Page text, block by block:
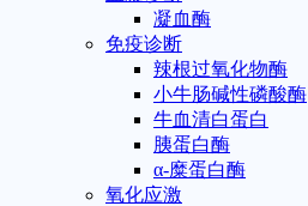
凝血酶
免疫诊断
辣根过氧化物酶
小牛肠碱性磷酸酶
牛血清白蛋白
胰蛋白酶
α-糜蛋白酶
氧化应激